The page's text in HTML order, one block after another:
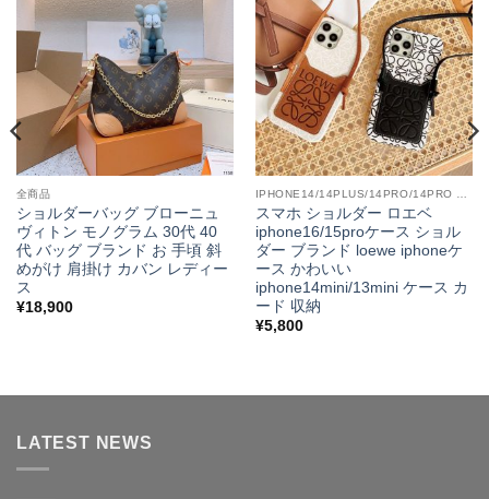
全商品
ショルダーバッグ ブローニュ
ヴィトン モノグラム 30代 40
代 バッグ ブランド お 手頃 斜
めがけ 肩掛け カバン レディー
ス
¥18,900
スマホ ショルダー ロエベ
iphone16/15proケース ショル
ダー ブランド loewe iphoneケ
ース かわいい
iphone14mini/13mini ケース カ
ード 収納
¥5,800
LATEST NEWS